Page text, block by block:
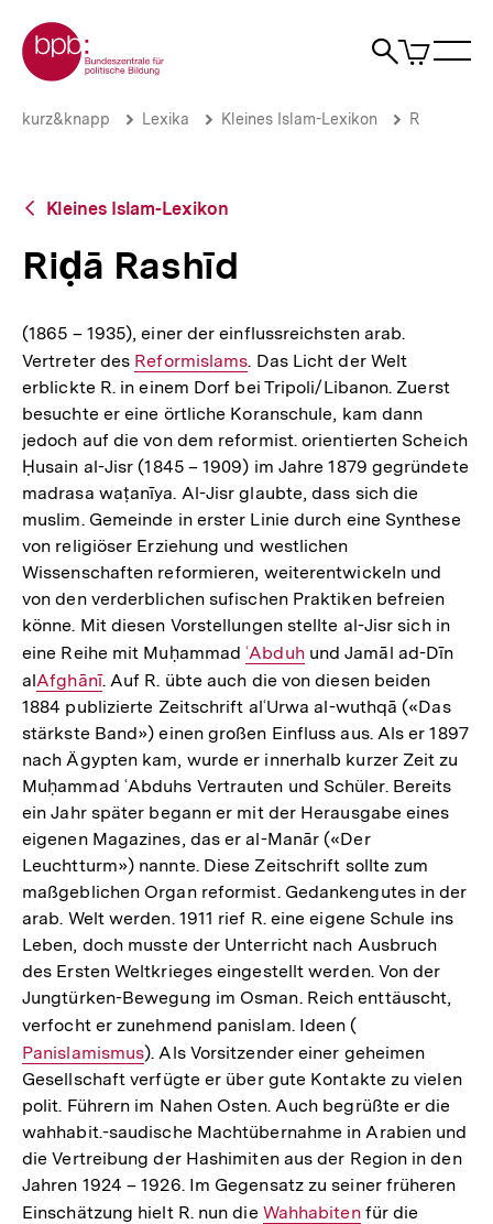
zum
Seiteninhalt
springen
Zur Startseite der bpb
Suche
Artikel
im
Riḍā
Brotkrümelnavigation
Pfadnavigation
kurz&knapp Lexika Kleines Islam-Lexikon R
Zurück
Übersicht
Kleines Islam-Lexikon
Riḍā Rashīd
(1865 – 1935), einer der einflussreichsten arab.
Vertreter des Interner
Link:
Reformislams. Das Licht der Welt
erblickte R. in einem Dorf bei Tripoli/Libanon. Zuerst
besuchte er eine örtliche Koranschule, kam dann
jedoch auf die von dem reformist. orientierten Scheich
Ḥusain al-­Jisr (1845 – 1909) im Jahre 1879 gegründete
ma­drasa waṭanīya. Al-­Jisr glaubte, dass sich die
muslim. Gemeinde in erster Linie durch eine Synthese
von religiöser Erziehung und westlichen
Wissenschaften reformieren, weiterentwickeln und
von den verderblichen sufischen Praktiken befreien
könne. Mit diesen Vorstellungen stellte al-­Jisr sich in
eine Reihe mit MuḥammadInterner
Link:
ʿAbduhund Jamāl ad-­Dīn
alInterner
Link:
Afghānī. Auf R. übte auch die von diesen beiden
1884 publizierte Zeitschrift alʿUrwa al-­wuthqā («Das
stärkste Band») einen großen Einfluss aus. Als er 1897
nach Ägypten kam, wurde er innerhalb kurzer Zeit zu
Muḥammad ʿAbduhs Vertrauten und Schüler. Bereits
ein Jahr später begann er mit der Herausgabe eines
eigenen Magazines, das er al-­Manār («Der
Leuchtturm») nannte. Diese Zeitschrift sollte zum
maßgeb­lichen Organ reformist. Gedankengutes in der
arab. Welt werden. 1911 rief R. eine eigene Schule ins
Leben, doch musste der Unterricht nach Ausbruch
des Ersten Weltkrieges eingestellt werden. Von der
Jungtürken-­Bewegung im Osman. Reich enttäuscht,
verfocht er zunehmend panislam. Ideen (
Link:
Panislamismus). Als Vorsitzender einer geheimen
Gesellschaft verfügte er über gute Kontakte zu vielen
polit. Führern im Nahen Osten. Auch begrüßte er die
wahhabit.-saudische Machtübernahme in Arabien und
die Vertreibung der Hashimiten aus der Region in den
Jahren 1924 – 1926. Im Gegensatz zu seiner früheren
Einschätzung hielt R. nun die Interner
Wahhabitenfür die